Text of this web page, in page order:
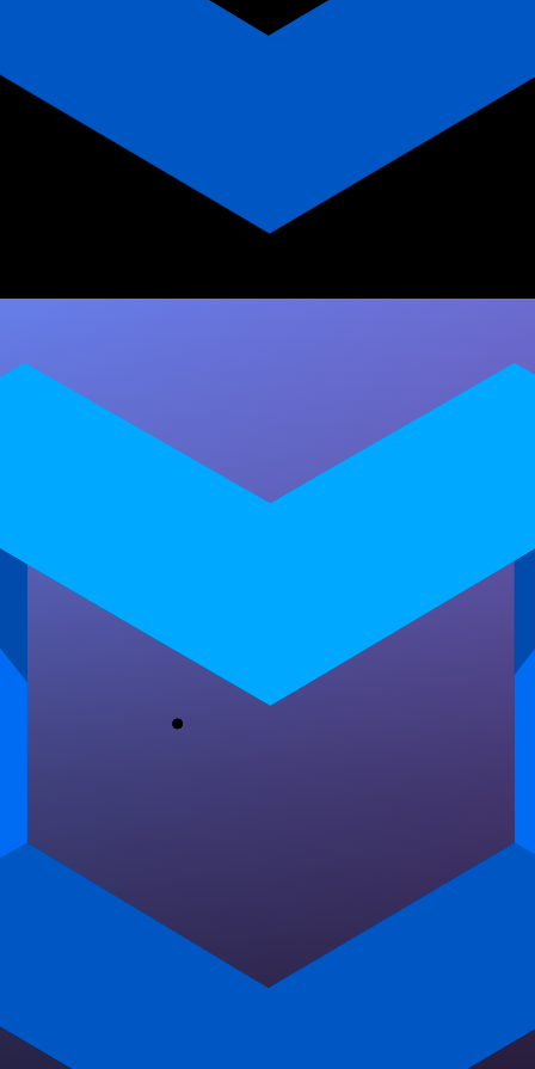
para Personal Trainer de
Pilates
Descubra as diferenças entre app e planilha de
treinos para personal trainer de pilates. Veja
vantagens, limitações e como a…